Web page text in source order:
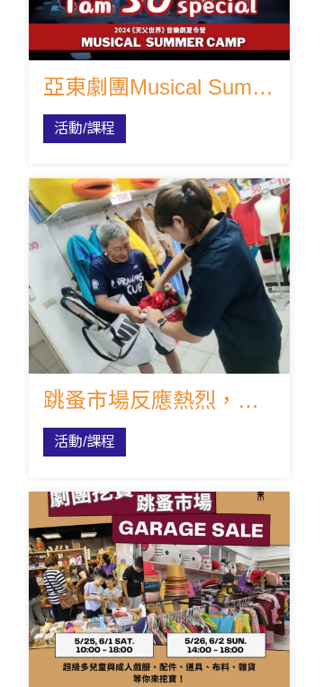
亞東劇團Musical Summer Camp《I am SO special》
活動/課程
跳蚤市場反應熱烈，七月再加開場次喔！
活動/課程